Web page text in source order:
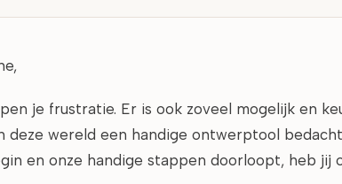
je frustratie. Er is ook zoveel mogelijk en
deze wereld een handige ontwerptool
en onze handige stappen doorloopt, heb jij